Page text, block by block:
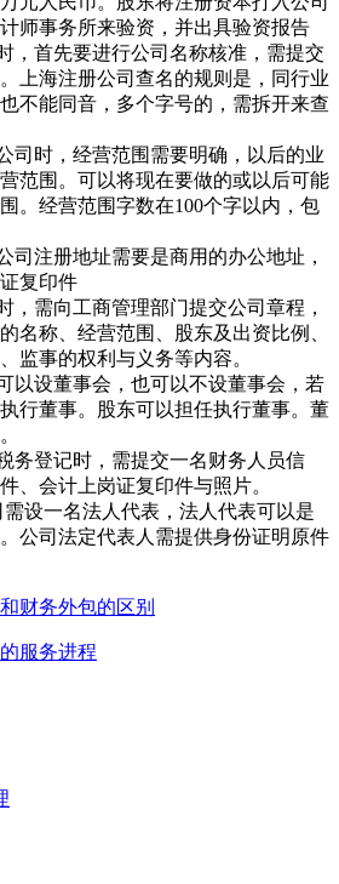
师事务所来验资，并出具验资报告
，首先要进行公司名称核准，需提交
上海注册公司查名的规则是，同行业
不能同音，多个字号的，需拆开来查
司时，经营范围需要明确，以后的业
范围。可以将现在要做的或以后可能
。经营范围字数在100个字以内，包
司注册地址需要是商用的办公地址，
复印件
，需向工商管理部门提交公司章程，
名称、经营范围、股东及出资比例、
监事的权利与义务等内容。
以设董事会，也可以不设董事会，若
行董事。股东可以担任执行董事。董
务登记时，需提交一名财务人员信
、会计上岗证复印件与照片。
设一名法人代表，法人代表可以是
公司法定代表人需提供身份证明原件
财务外包的区别
服务进程